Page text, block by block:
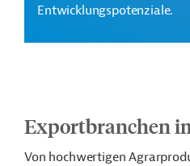
Entwicklungspotenziale.
Exportbranchen
Von hochwertigen